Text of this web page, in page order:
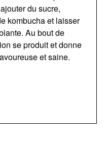
du sucre,
kombucha et laisser
Au bout de
se produit et donne
et saine.